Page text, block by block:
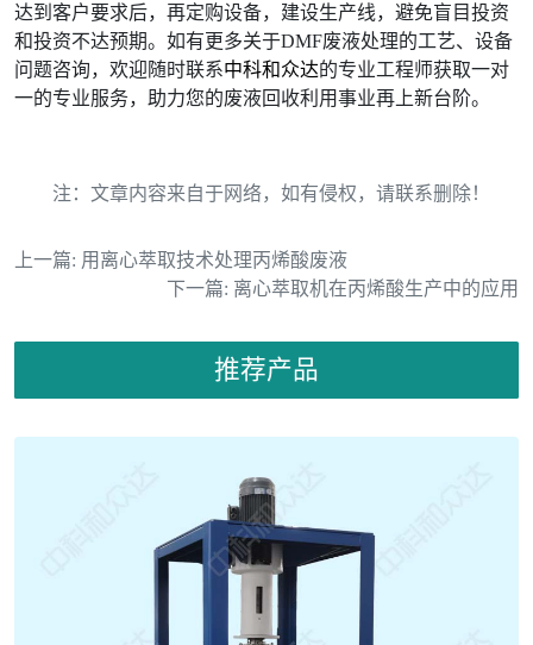
达到客户要求后，再定购设备，建设生产线，避免盲目投资
和投资不达预期。如有更多关于DMF废液处理的工艺、设备
问题咨询，欢迎随时联系中科和众达的专业工程师获取一对
一的专业服务，助力您的废液回收利用事业再上新台阶。
注：文章内容来自于网络，如有侵权，请联系删除！
上一篇: 用离心萃取技术处理丙烯酸废液
下一篇: 离心萃取机在丙烯酸生产中的应用
推荐产品